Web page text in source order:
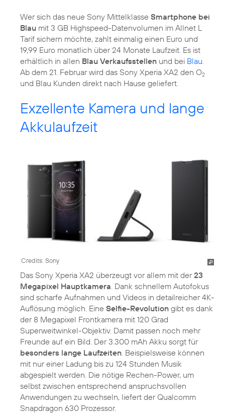
Wer sich das neue Sony Mittelklasse Smartphone bei
Blau mit 3 GB Highspeed-Datenvolumen im Allnet L
Tarif sichern möchte, zahlt einmalig einen Euro und
19,99 Euro monatlich über 24 Monate Laufzeit. Es ist
erhältlich in allen Blau Verkaufsstellen und bei Blau
Ab dem 21. Februar wird das Sony Xperia XA2 den O2
und Blau Kunden direkt nach Hause geliefert.
Exzellente Kamera und lange
Akkulaufzeit
Credits: Sony
Das Sony Xperia XA2 überzeugt vor allem mit der23
Megapixel Hauptkamera. Dank schnellem Autofokus
sind scharfe Aufnahmen und Videos in detailreicher 4K-
Auflösung möglich. Eine Selfie-Revolution gibt es dank
der 8 Megapixel Frontkamera mit 120 Grad
Superweitwinkel-Objektiv. Damit passen noch mehr
Freunde auf ein Bild. Der 3.300 mAh Akku sorgt für
besonders lange Laufzeiten. Beispielsweise können
mit nur einer Ladung bis zu 124 Stunden Musik
abgespielt werden. Die nötige Rechen-Power, um
selbst zwischen entsprechend anspruchsvollen
Anwendungen zu wechseln, liefert der Qualcomm
Snapdragon 630 Prozessor.